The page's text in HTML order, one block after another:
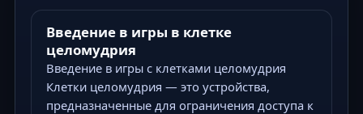
Введение в игры в клетке
целомудрия
Введение в игры с клетками целомудрия
Клетки целомудрия — это устройства,
предназначенные для ограничения доступа к